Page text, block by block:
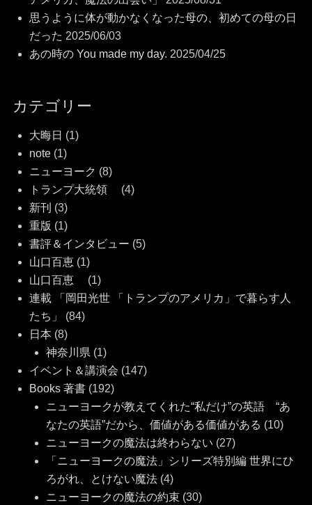
思うように体が動かなくなった母の、初めての母の日
だった 2025/06/03
あの時の You made my day. 2025/04/25
カテゴリー
大晦日 (1)
note(1)
ニューヨーク (8)
トランプ大統領
(4)
新刊 (3)
重版 (1)
書評＆インタビュー (5)
山口百恵(1)
山口百恵
(1)
連載 「岡田光世 「トランプのアメリカ」で暮らす人
たち」
(84)
日本 (8)
神奈川県 (1)
イベント＆講演会 (147)
Books 著書(192)
ニューヨークが教えてくれた“私だけ”の英語 “あ
なたの英語”だから、価値がある価値がある (10)
ニューヨークの魔法は終わらない (27)
「ニューヨークの魔法」シリーズ特別編 世界にひ
ろがれ、とけない魔法(4)
ニューヨークの魔法の約束 (30)